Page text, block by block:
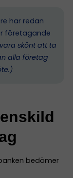
har redan
företagande
skönt att ta
alla företag
bedömer